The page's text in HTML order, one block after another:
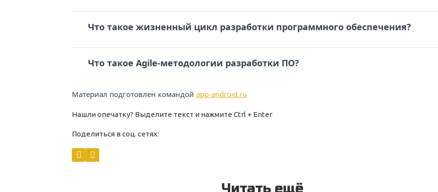
Что такое жизненный цикл разработки программного обеспечения?
Что такое Agile-методологии разработки ПО?
Материал подготовлен командой app-android.ru
Нашли опечатку? Выделите текст и нажмите Ctrl + Enter
Поделиться в соц. сетях:
Читать ещё